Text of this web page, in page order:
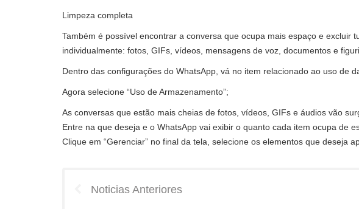
Limpeza completa
Também é possível encontrar a conversa que ocupa mais espaço e excluir
individualmente: fotos, GIFs, vídeos, mensagens de voz, documentos e
Dentro das configurações do WhatsApp, vá no item relacionado ao uso de
Agora selecione “Uso de Armazenamento”;
As conversas que estão mais cheias de fotos, vídeos, GIFs e áudios vão
Entre na que deseja e o WhatsApp vai exibir o quanto cada item ocupa de
Clique em “Gerenciar” no final da tela, selecione os elementos que deseja
Noticias Anteriores